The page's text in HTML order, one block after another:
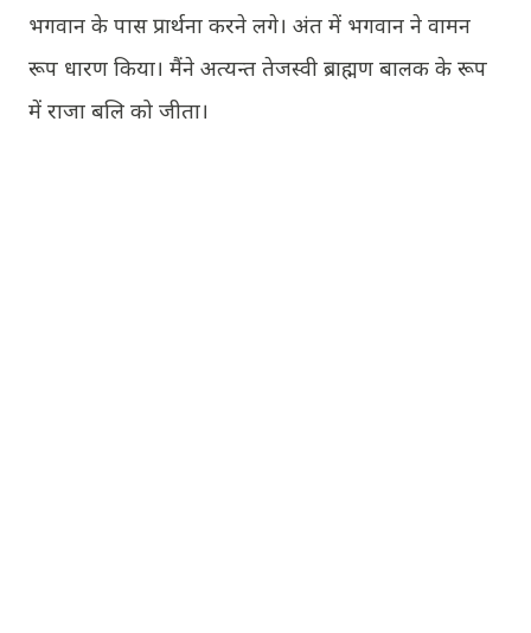
भगवान के पास प्रार्थना करने लगे। अंत में भगवान ने वामन
रूप धारण किया। मैंने अत्यन्त तेजस्वी ब्राह्मण बालक के रूप
में राजा बलि को जीता।